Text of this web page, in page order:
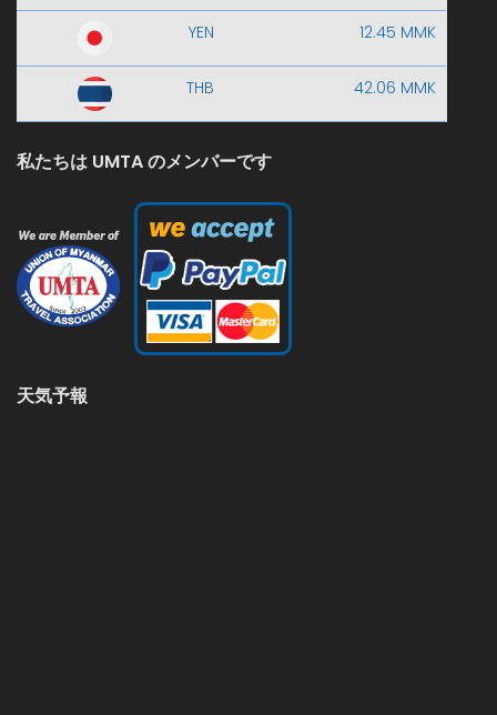
YEN 12.45 MMK
THB 42.06 MMK
私たちは UMTA のメンバーです
天気予報